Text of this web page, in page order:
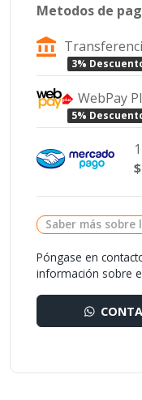
Metodos de
3%
WebPay
5%
Saber más
Póngase en
información sobre